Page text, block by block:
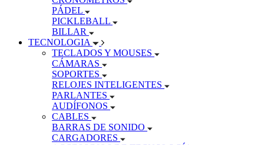
PÁDEL
PICKLEBALL
BILLAR
TECNOLOGIA
TECLADOS Y MOUSES
CÁMARAS
SOPORTES
RELOJES INTELIGENTES
PARLANTES
AUDÍFONOS
CABLES
BARRAS DE SONIDO
CARGADORES